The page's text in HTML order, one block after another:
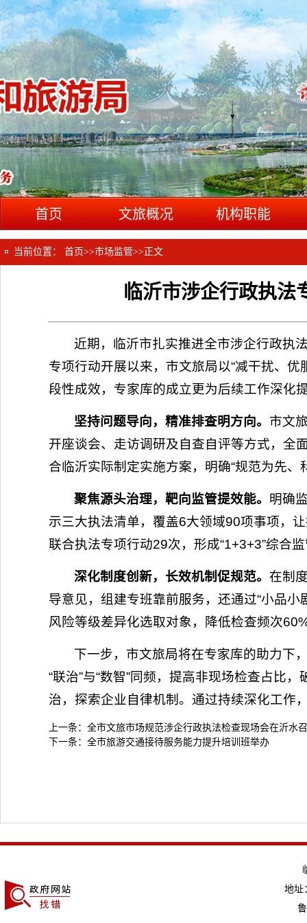
首页 文旅概况 机构职能
当前位置： 首页>>市场监管>> 正文
临沂市涉企行政执法
近期，临沂市扎实推进全市涉企行政执
专项行动开展以来，市文旅局以“减干扰、
段性成效，专家库的成立更为后续工作深化
坚持问题导向，精准排查明方向。 市文
开座谈会、走访调研及自查自评等方式，全
合临沂实际制定实施方案，明确“规范为先
聚焦源头治理，靶向监管提效能。 明确
示三大执法清单，覆盖6大领域90项事项，
联合执法专项行动29次，形成“1+3+3”综合
深化制度创新，长效机制促规范。在制
导意见，组建专班靠前服务，还通过“小品
风险等级差异化选取对象，降低检查频次
下一步，市文旅局将在专家库的助力下
“联治”与“数智”同频，提高非现场检查占比，
治，探索企业自律机制。通过持续深化工作
上一条： 全市文旅市场规范涉企行政执法检查现场会在沂水
下一条： 全市旅游交通接待服务能力提升培训班举办
地址